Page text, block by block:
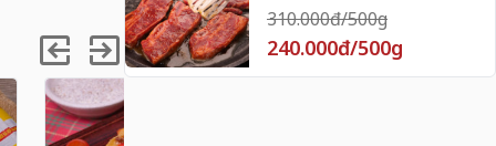
310.000đ/500g
240.000đ/500g